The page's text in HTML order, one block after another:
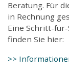
Beratung. Für
in Rechnung
Eine Schritt-
finden Sie hier:
>>